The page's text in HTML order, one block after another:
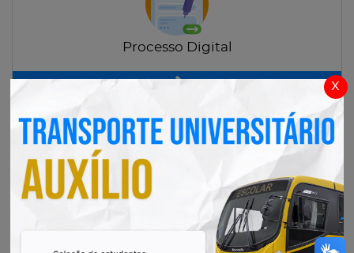
x
Processo Digital
Radar Transparência Pública